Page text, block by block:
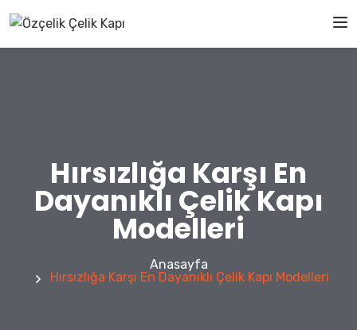
Hırsızlığa Karşı En
Dayanıklı Çelik Kapı
Modelleri
Anasayfa
Hırsızlığa Karşı En Dayanıklı Çelik Kapı Modelleri